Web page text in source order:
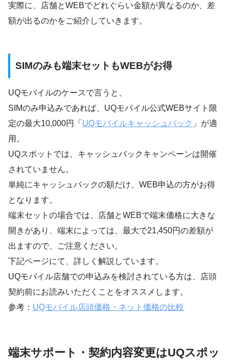
実際に、店舗とWEBでどれぐらい金額が異なるのか、差
額が出るのかをご紹介していきます。
SIMのみも端末セットもWEBがお得
UQモバイルのケースで言うと、
SIMのみ申込みであれば、UQモバイル公式WEBサイト限
定の最大10,000円「 UQモバイルキャッシュバック 」が適
用。
UQスポットでは、キャッシュバックキャンペーンは開催
されていません。
単純にキャッシュバックの額だけ、WEB申込の方がお得
となります。
端末セットの場合では、店舗とWEBで端末価格に大きな
開きがあり、端末によっては、最大で21,450円の差額が
出ますので、ご注意ください。
下記ページにて、詳しく解説しています。
UQモバイル店舗での申込みを検討されている方は、店頭
契約前にお読みいただくことをオススメします。
参考： UQモバイル店頭価格・ネット価格の比較
端末サポート・契約内容変更はUQスポッ